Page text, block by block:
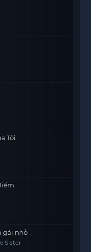
Tôi
gái nhỏ
Sister